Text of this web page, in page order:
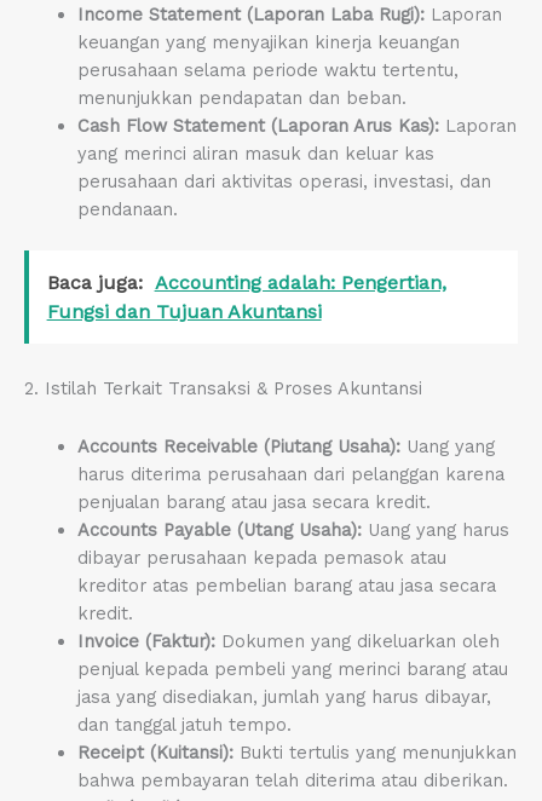
Income Statement (Laporan Laba Rugi):Laporan
keuangan yang menyajikan kinerja keuangan
perusahaan selama periode waktu tertentu,
menunjukkan pendapatan dan beban.
Cash Flow Statement (Laporan Arus Kas):Laporan
yang merinci aliran masuk dan keluar kas
perusahaan dari aktivitas operasi, investasi, dan
pendanaan.
Baca juga: Accounting adalah: Pengertian,
Fungsi dan Tujuan Akuntansi
2. Istilah Terkait Transaksi & Proses Akuntansi
Accounts Receivable (Piutang Usaha):Uang yang
harus diterima perusahaan dari pelanggan karena
penjualan barang atau jasa secara kredit.
Accounts Payable (Utang Usaha):Uang yang harus
dibayar perusahaan kepada pemasok atau
kreditor atas pembelian barang atau jasa secara
kredit.
Invoice (Faktur):Dokumen yang dikeluarkan oleh
penjual kepada pembeli yang merinci barang atau
jasa yang disediakan, jumlah yang harus dibayar,
dan tanggal jatuh tempo.
Receipt (Kuitansi):Bukti tertulis yang menunjukkan
bahwa pembayaran telah diterima atau diberikan.